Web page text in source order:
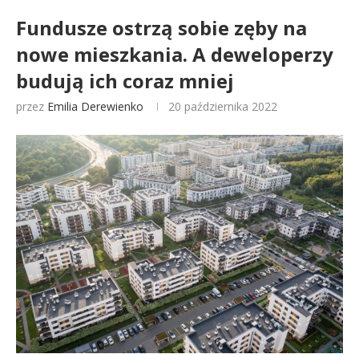
Fundusze ostrzą sobie zęby na
nowe mieszkania. A deweloperzy
budują ich coraz mniej
przez Emilia Derewienko 20 października 2022